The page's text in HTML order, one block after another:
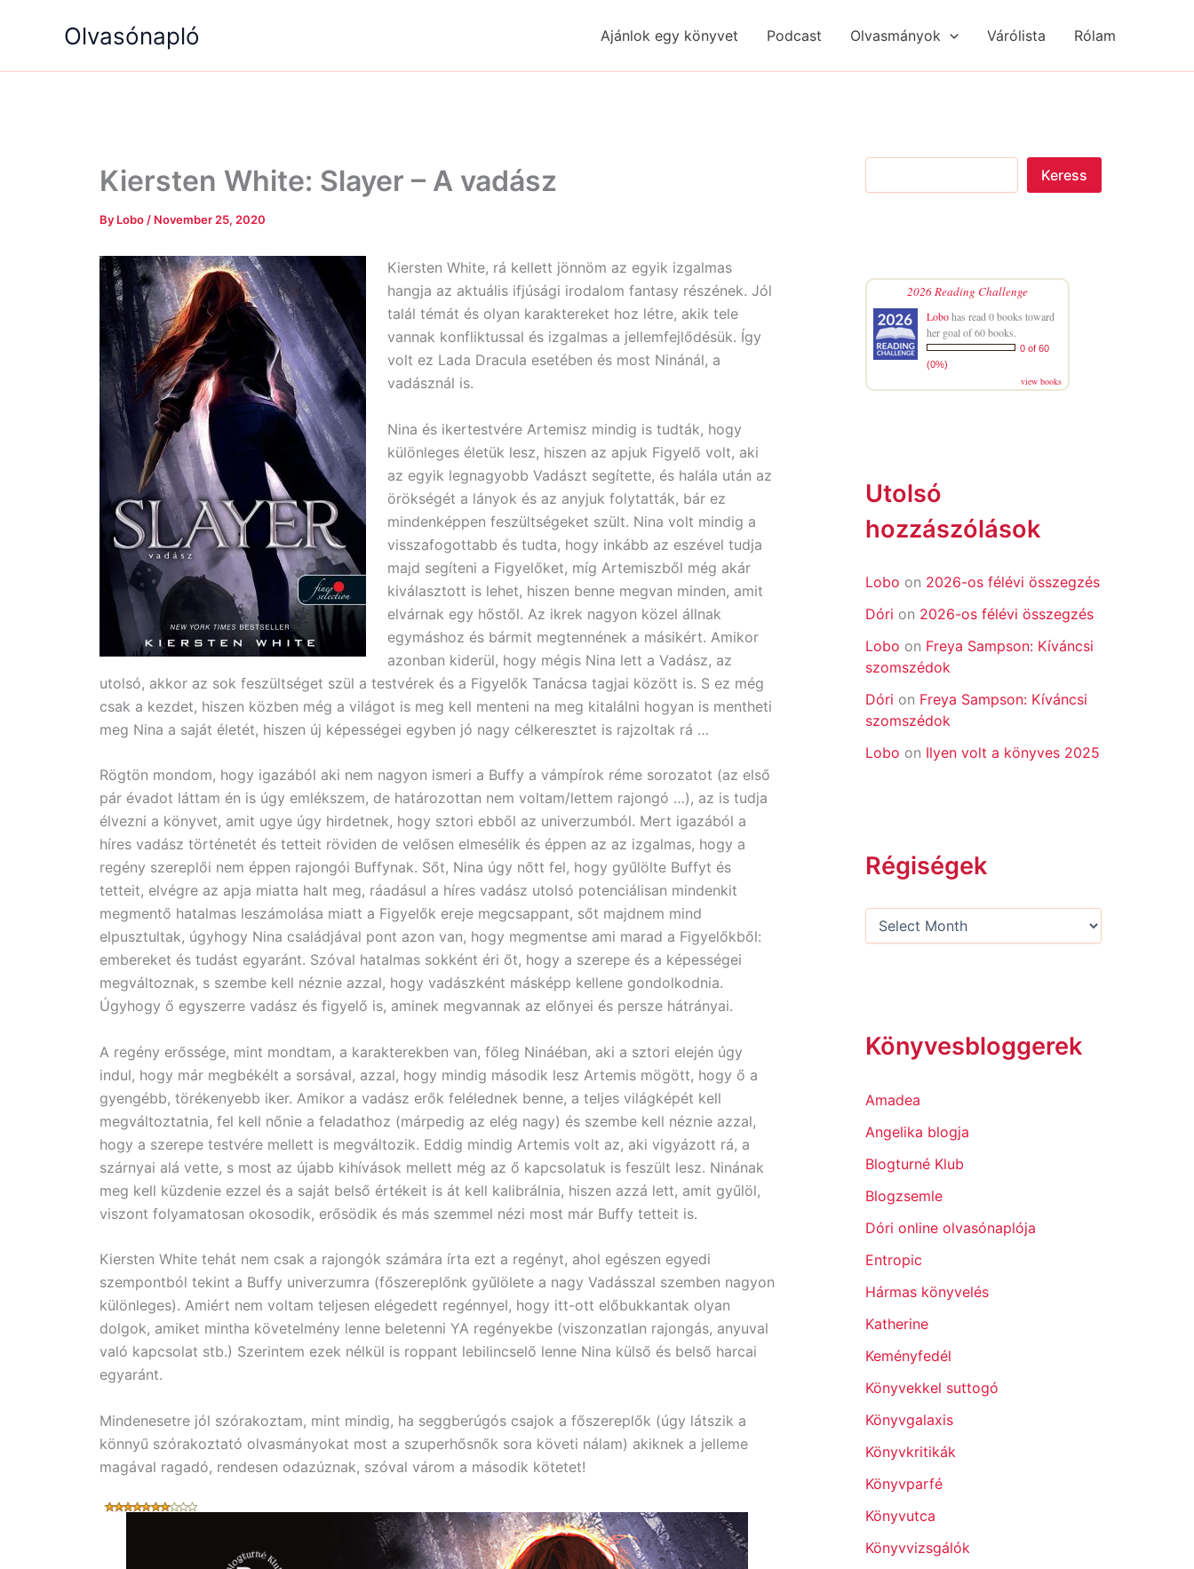
Olvasónapló Ajánlok egy könyvet Podcast Olvasmányok Várólista Rólam
Kiersten White: Slayer – A vadász
By Lobo / November 25, 2020
Kiersten White, rá kellett jönnöm az egyik izgalmas
hangja az aktuális ifjúsági irodalom fantasy részének. Jól
talál témát és olyan karaktereket hoz létre, akik tele
vannak konfliktussal és izgalmas a jellemfejlődésük. Így
volt ez Lada Dracula esetében és most Ninánál, a
vadásznál is.
Nina és ikertestvére Artemisz mindig is tudták, hogy
különleges életük lesz, hiszen az apjuk Figyelő volt, aki
az egyik legnagyobb Vadászt segítette, és halála után az
örökségét a lányok és az anyjuk folytatták, bár ez
mindenképpen feszültségeket szült. Nina volt mindig a
visszafogottabb és tudta, hogy inkább az eszével tudja
majd segíteni a Figyelőket, míg Artemiszből még akár
kiválasztott is lehet, hiszen benne megvan minden, amit
elvárnak egy hőstől. Az ikrek nagyon közel állnak
egymáshoz és bármit megtennének a másikért. Amikor
azonban kiderül, hogy mégis Nina lett a Vadász, az
utolsó, akkor az sok feszültséget szül a testvérek és a Figyelők Tanácsa tagjai között is. S ez még
csak a kezdet, hiszen közben még a világot is meg kell menteni na meg kitalálni hogyan is mentheti
meg Nina a saját életét, hiszen új képességei egyben jó nagy célkeresztet is rajzoltak rá …
Rögtön mondom, hogy igazából aki nem nagyon ismeri a Buffy a vámpírok réme sorozatot (az első
pár évadot láttam én is úgy emlékszem, de határozottan nem voltam/lettem rajongó …), az is tudja
élvezni a könyvet, amit ugye úgy hirdetnek, hogy sztori ebből az univerzumból. Mert igazából a
híres vadász történetét és tetteit röviden de velősen elmesélik és éppen az az izgalmas, hogy a
regény szereplői nem éppen rajongói Buffynak. Sőt, Nina úgy nőtt fel, hogy gyűlölte Buffyt és
tetteit, elvégre az apja miatta halt meg, ráadásul a híres vadász utolsó potenciálisan mindenkit
megmentő hatalmas leszámolása miatt a Figyelők ereje megcsappant, sőt majdnem mind
elpusztultak, úgyhogy Nina családjával pont azon van, hogy megmentse ami marad a Figyelőkből:
embereket és tudást egyaránt. Szóval hatalmas sokként éri őt, hogy a szerepe és a képességei
megváltoznak, s szembe kell néznie azzal, hogy vadászként másképp kellene gondolkodnia.
Úgyhogy ő egyszerre vadász és figyelő is, aminek megvannak az előnyei és persze hátrányai.
A regény erőssége, mint mondtam, a karakterekben van, főleg Nináéban, aki a sztori elején úgy
indul, hogy már megbékélt a sorsával, azzal, hogy mindig második lesz Artemis mögött, hogy ő a
gyengébb, törékenyebb iker. Amikor a vadász erők felélednek benne, a teljes világképét kell
megváltoztatnia, fel kell nőnie a feladathoz (márpedig az elég nagy) és szembe kell néznie azzal,
hogy a szerepe testvére mellett is megváltozik. Eddig mindig Artemis volt az, aki vigyázott rá, a
szárnyai alá vette, s most az újabb kihívások mellett még az ő kapcsolatuk is feszült lesz. Ninának
meg kell küzdenie ezzel és a saját belső értékeit is át kell kalibrálnia, hiszen azzá lett, amit gyűlöl,
viszont folyamatosan okosodik, erősödik és más szemmel nézi most már Buffy tetteit is.
Kiersten White tehát nem csak a rajongók számára írta ezt a regényt, ahol egészen egyedi
szempontból tekint a Buffy univerzumra (főszereplőnk gyűlölete a nagy Vadásszal szemben nagyon
különleges). Amiért nem voltam teljesen elégedett regénnyel, hogy itt-ott előbukkantak olyan
dolgok, amiket mintha követelmény lenne beletenni YA regényekbe (viszonzatlan rajongás, anyuval
való kapcsolat stb.) Szerintem ezek nélkül is roppant lebilincselő lenne Nina külső és belső harcai
egyaránt.
Mindenesetre jól szórakoztam, mint mindig, ha seggberúgós csajok a főszereplők (úgy látszik a
könnyű szórakoztató olvasmányokat most a szuperhősnők sora követi nálam) akiknek a jelleme
magával ragadó, rendesen odazúznak, szóval várom a második kötetet!
a
Keress
2026 Reading Challenge
Lobohas read 0 books toward
her goal of 60 books.
0 of 60
(0%)
view books
Utolsó
hozzászólások
Lobo on 2026-os félévi összegzés
Dóri on 2026-os félévi összegzés
Lobo on Freya Sampson: Kíváncsi
szomszédok
Dóri on Freya Sampson: Kíváncsi
szomszédok
Lobo on Ilyen volt a könyves 2025
Régiségek
g
Könyvesbloggerek
Amadea
Angelika blogja
Blogturné Klub
Blogzsemle
Dóri online olvasónaplója
Entropic
Hármas könyvelés
Katherine
Keményfedél
Könyvekkel suttogó
Könyvgalaxis
Könyvkritikák
Könyvparfé
Könyvutca
Könyvvizsgálók
g